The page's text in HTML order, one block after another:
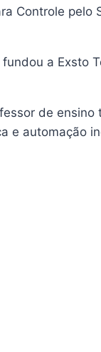
Controle pelo
a Exsto
de ensino
e automação